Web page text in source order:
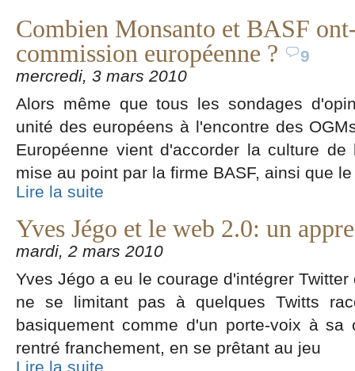
Combien Monsanto et BASF
commission européenne ?
9
mercredi, 3 mars 2010
Alors même que tous les sondages
unité des européens à l'encontre des
Européenne vient d'accorder la culture
mise au point par la firme BASF, ainsi que le
Lire la suite
Yves Jégo et le web 2.0: un
mardi, 2 mars 2010
Yves Jégo a eu le courage d'intégrer
ne se limitant pas à quelques Twitts
basiquement comme d'un porte-voix à
rentré franchement, en se prêtant au jeu
Lire la suite